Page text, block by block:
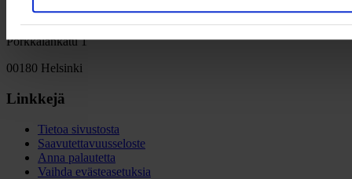
Team Finland
Porkkalankatu 1
00180 Helsinki
Linkkejä
Tietoa sivustosta
Saavutettavuusseloste
Anna palautetta
Vaihda evästeasetuksia